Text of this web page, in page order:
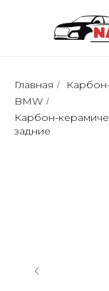
Главная /
BMW /
Карбон-
задние